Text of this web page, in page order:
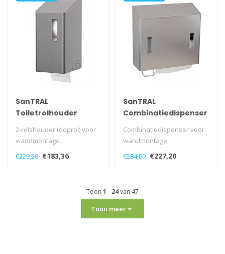
SanTRAL
Toiletrolhouder
(doprollen) 2rols RVS
2-rolshouder (doprol) voor
wandmontage.
Met automatische
€229,20 €183,36
SanTRAL
Combinatiedispenser
zeep- &
handdoekdispenser
Combinatiedispenser voor
wandmontage.
Zeepdispenser links,
€284,00 €227,20
Toon 1 - 24van 47
Toon meer